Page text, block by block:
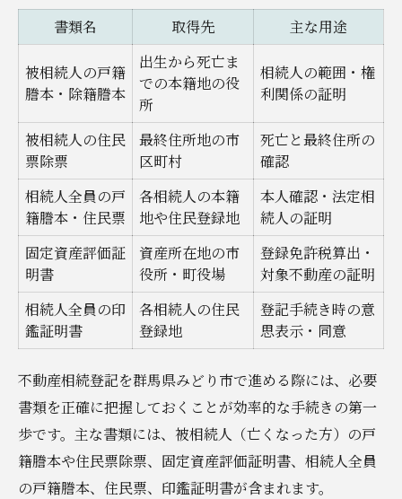
書類名 取得先 主な用途
被相続人の戸籍
謄本・除籍謄本
出生から死亡ま
での本籍地の役
所
相続人の範囲・権
利関係の証明
被相続人の住民
票除票
最終住所地の市
区町村
死亡と最終住所の
確認
相続人全員の戸
籍謄本・住民票
各相続人の本籍
地や住民登録地
本人確認・法定相
続人の証明
固定資産評価証
明書
資産所在地の市
役所・町役場
登録免許税算出・
対象不動産の証明
相続人全員の印
鑑証明書
各相続人の住民
登録地
登記手続き時の意
思表示・同意
不動産相続登記を群馬県みどり市で進める際には、必要
書類を正確に把握しておくことが効率的な手続きの第一
歩です。主な書類には、被相続人（亡くなった方）の戸
籍謄本や住民票除票、固定資産評価証明書、相続人全員
の戸籍謄本、住民票、印鑑証明書が含まれます。